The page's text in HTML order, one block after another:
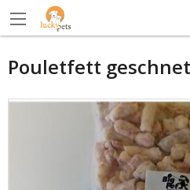
Pouletfett